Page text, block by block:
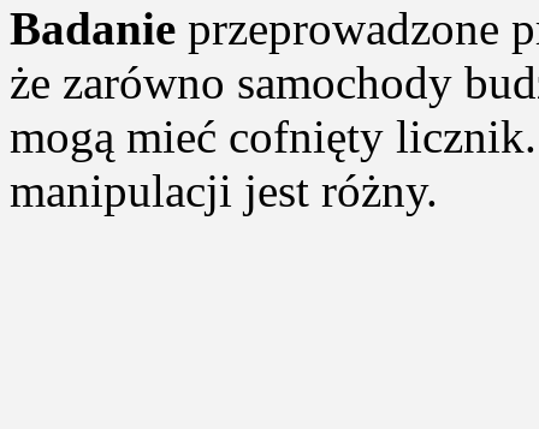
Badanie przeprowadzone
że zarówno samochody
mogą mieć cofnięty
manipulacji jest różny.